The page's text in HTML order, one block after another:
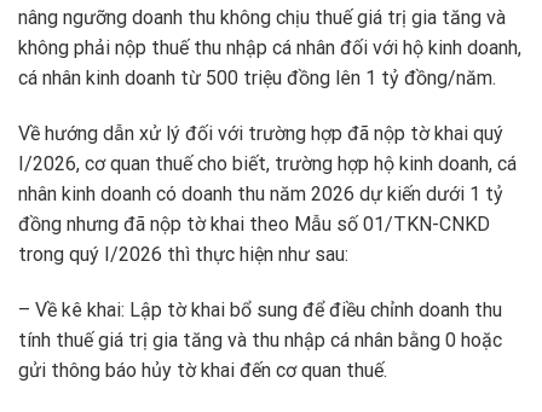
nâng ngưỡng doanh thu không chịu thuế giá trị gia tăng và
không phải nộp thuế thu nhập cá nhân đối với hộ kinh doanh,
cá nhân kinh doanh từ 500 triệu đồng lên 1 tỷ đồng/năm.
Về hướng dẫn xử lý đối với trường hợp đã nộp tờ khai quý
I/2026, cơ quan thuế cho biết, trường hợp hộ kinh doanh, cá
nhân kinh doanh có doanh thu năm 2026 dự kiến dưới 1 tỷ
đồng nhưng đã nộp tờ khai theo Mẫu số 01/TKN-CNKD
trong quý I/2026 thì thực hiện như sau:
– Về kê khai: Lập tờ khai bổ sung để điều chỉnh doanh thu
tính thuế giá trị gia tăng và thu nhập cá nhân bằng 0 hoặc
gửi thông báo hủy tờ khai đến cơ quan thuế.